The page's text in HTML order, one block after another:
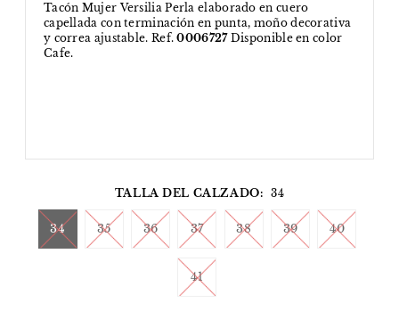
Tacón Mujer Versilia Perla elaborado en cuero
capellada con terminación en punta, moño decorativa
y correa ajustable. Ref.0006727Disponible en color
Cafe.
TALLA DEL CALZADO: 34
34 35 36 37 38 39 40
41